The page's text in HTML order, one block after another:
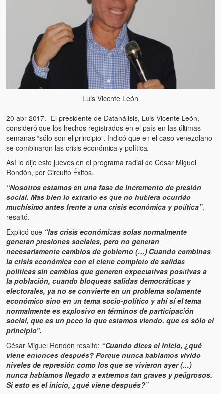
Luis Vicente León
20 abr 2017.- El presidente de Datanálisis, Luis Vicente León,
consideró que los hechos registrados en el país en las últimas
semanas “sólo son el principio”. Indicó que en el caso venezolano
se combinaron las crisis económica y política.
Así lo dijo este jueves en el programa radial de César Miguel
Rondón, por Circuito Éxitos.
“Nosotros estamos en una fase de incremento de presión
social. Mas bien lo extraño es que no hubiera ocurrido
muchísimo antes frente a una crisis económica y política”,
resaltó.
Explicó que “las crisis económicas solas normalmente
generan presiones sociales, pero no generan
necesariamente cambios de gobierno (…) Cuando combinas
la crisis económica con el cierre completo de salidas
políticas sin cambios que generen expectativas positivas a
la población, cuando bloqueas salidas democráticas y
electorales, ya no se convierte en un problema solamente
económico sino en un tema socio-político y ahí sí el tema
normalmente es explosivo en términos de participación
social, que es un poco lo que estamos viendo, que es sólo el
principio”.
César Miguel Rondón resaltó: “Cuando dices el inicio, ¿qué
viene entonces después? Porque nunca habíamos vivido
niveles de represión como los que se vivieron ayer (…)
nunca habíamos llegado a extremos tan graves y peligrosos.
Si esto es el inicio, ¿qué viene después?”